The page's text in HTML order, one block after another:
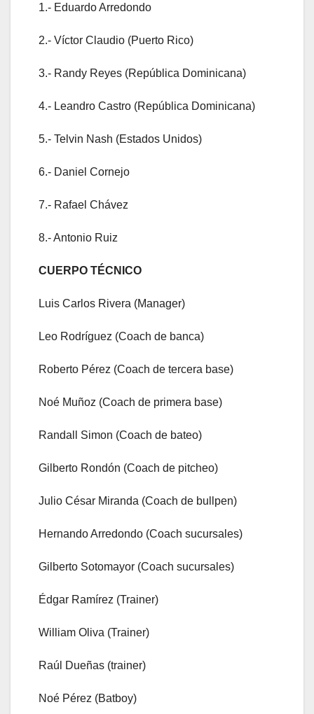
1.- Eduardo Arredondo
2.- Víctor Claudio (Puerto Rico)
3.- Randy Reyes (República Dominicana)
4.- Leandro Castro (República Dominicana)
5.- Telvin Nash (Estados Unidos)
6.- Daniel Cornejo
7.- Rafael Chávez
8.- Antonio Ruiz
CUERPO TÉCNICO
Luis Carlos Rivera (Manager)
Leo Rodríguez (Coach de banca)
Roberto Pérez (Coach de tercera base)
Noé Muñoz (Coach de primera base)
Randall Simon (Coach de bateo)
Gilberto Rondón (Coach de pitcheo)
Julio César Miranda (Coach de bullpen)
Hernando Arredondo (Coach sucursales)
Gilberto Sotomayor (Coach sucursales)
Édgar Ramírez (Trainer)
William Oliva (Trainer)
Raúl Dueñas (trainer)
Noé Pérez (Batboy)